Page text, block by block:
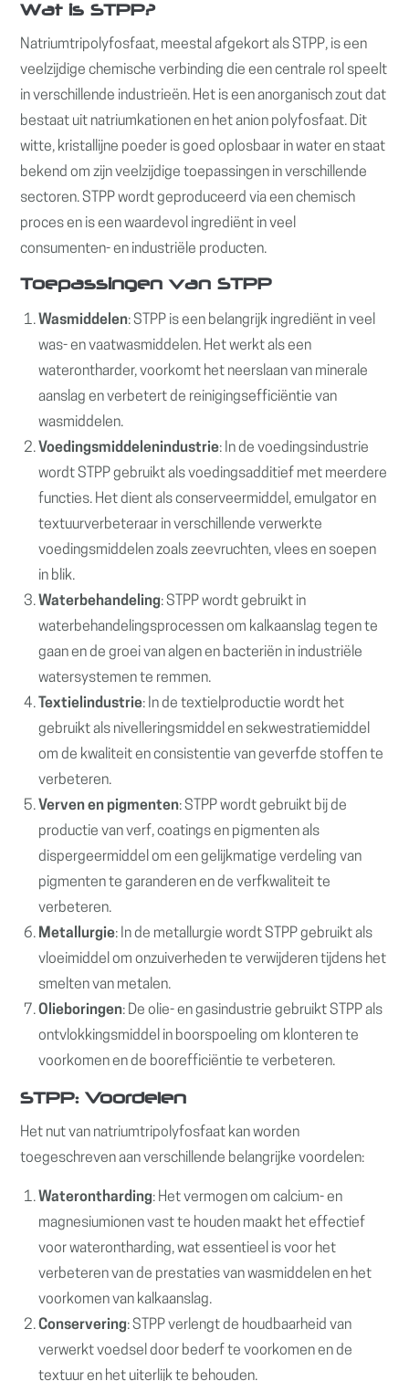
Wat is STPP?
Natriumtripolyfosfaat, meestal afgekort als STPP, is een
veelzijdige chemische verbinding die een centrale rol speelt
in verschillende industrieën. Het is een anorganisch zout dat
bestaat uit natriumkationen en het anion polyfosfaat. Dit
witte, kristallijne poeder is goed oplosbaar in water en staat
bekend om zijn veelzijdige toepassingen in verschillende
sectoren. STPP wordt geproduceerd via een chemisch
proces en is een waardevol ingrediënt in veel
consumenten- en industriële producten.
Toepassingen van STPP
Wasmiddelen: STPP is een belangrijk ingrediënt in veel
was- en vaatwasmiddelen. Het werkt als een
waterontharder, voorkomt het neerslaan van minerale
aanslag en verbetert de reinigingsefficiëntie van
wasmiddelen.
Voedingsmiddelenindustrie: In de voedingsindustrie
wordt STPP gebruikt als voedingsadditief met meerdere
functies. Het dient als conserveermiddel, emulgator en
textuurverbeteraar in verschillende verwerkte
voedingsmiddelen zoals zeevruchten, vlees en soepen
in blik.
Waterbehandeling: STPP wordt gebruikt in
waterbehandelingsprocessen om kalkaanslag tegen te
gaan en de groei van algen en bacteriën in industriële
watersystemen te remmen.
Textielindustrie: In de textielproductie wordt het
gebruikt als nivelleringsmiddel en sekwestratiemiddel
om de kwaliteit en consistentie van geverfde stoffen te
verbeteren.
Verven en pigmenten: STPP wordt gebruikt bij de
productie van verf, coatings en pigmenten als
dispergeermiddel om een gelijkmatige verdeling van
pigmenten te garanderen en de verfkwaliteit te
verbeteren.
Metallurgie: In de metallurgie wordt STPP gebruikt als
vloeimiddel om onzuiverheden te verwijderen tijdens het
smelten van metalen.
Olieboringen: De olie- en gasindustrie gebruikt STPP als
ontvlokkingsmiddel in boorspoeling om klonteren te
voorkomen en de boorefficiëntie te verbeteren.
STPP: Voordelen
Het nut van natriumtripolyfosfaat kan worden
toegeschreven aan verschillende belangrijke voordelen:
Waterontharding: Het vermogen om calcium- en
magnesiumionen vast te houden maakt het effectief
voor waterontharding, wat essentieel is voor het
verbeteren van de prestaties van wasmiddelen en het
voorkomen van kalkaanslag.
Conservering: STPP verlengt de houdbaarheid van
verwerkt voedsel door bederf te voorkomen en de
textuur en het uiterlijk te behouden.